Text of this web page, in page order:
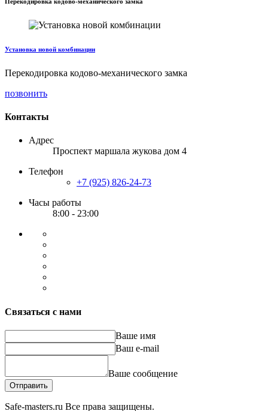
Установка новой комбинации
Перекодировка кодово-механического замка
позвонить
Контакты
Адрес
Проспект маршала жукова дом 4
Телефон
+7 (925) 826-24-73
Часы работы
8:00 - 23:00
Связаться с нами
Ваше имя
Ваш e-mail
Ваше сообщение
Отправить
Safe-masters.ru Все права защищены.